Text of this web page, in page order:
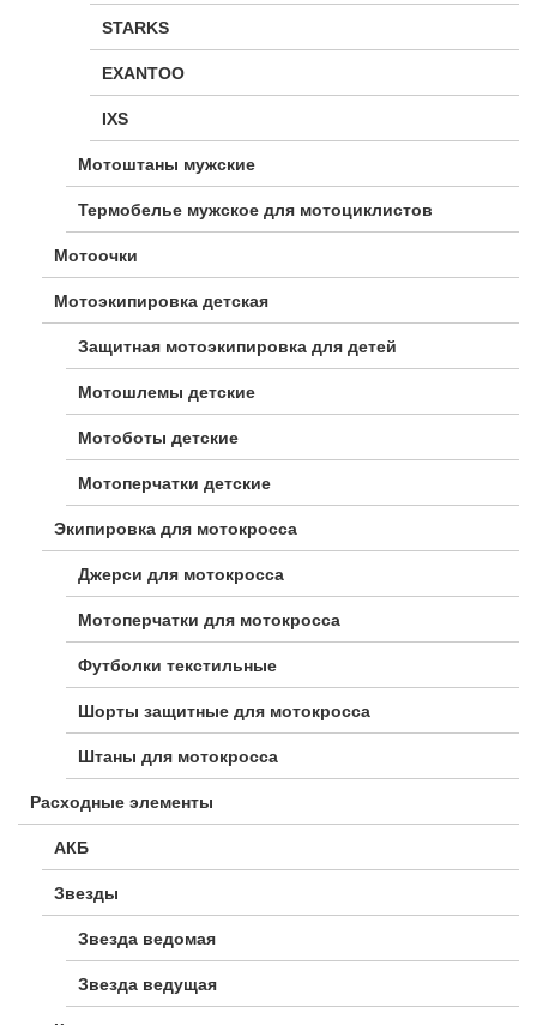
STARKS
EXANTOO
IXS
Мотоштаны мужские
Термобелье мужское для мотоциклистов
Мотоочки
Мотоэкипировка детская
Защитная мотоэкипировка для детей
Мотошлемы детские
Мотоботы детские
Мотоперчатки детские
Экипировка для мотокросса
Джерси для мотокросса
Мотоперчатки для мотокросса
Футболки текстильные
Шорты защитные для мотокросса
Штаны для мотокросса
Расходные элементы
АКБ
Звезды
Звезда ведомая
Звезда ведущая